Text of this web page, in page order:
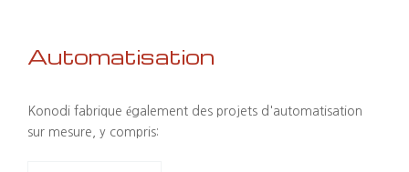
Automatisation
Konodi fabrique également des projets d'automatisation
sur mesure, y compris: